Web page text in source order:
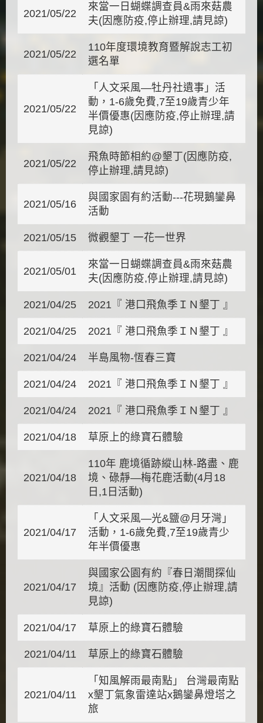
2021/05/22
來當一日蝴蝶調查員&雨來菇農
夫(因應防疫,停止辦理,請見諒)
2021/05/22
110年度環境教育暨解說志工初
選名單
2021/05/22
「人文采風—牡丹社遺事」活
動，1-6歲免費,7至19歲青少年
半價優惠(因應防疫,停止辦理,請
見諒)
2021/05/22
飛魚時節相約@墾丁(因應防疫,
停止辦理,請見諒)
2021/05/16
與國家園有約活動---花現鵝鑾鼻
活動
2021/05/15 微觀墾丁 一花一世界
2021/05/01
來當一日蝴蝶調查員&雨來菇農
夫(因應防疫,停止辦理,請見諒)
2021/04/25 2021『 港口飛魚季ＩＮ墾丁 』
2021/04/25 2021『 港口飛魚季ＩＮ墾丁 』
2021/04/24 半島風物-恆春三寶
2021/04/24 2021『 港口飛魚季ＩＮ墾丁 』
2021/04/24 2021『 港口飛魚季ＩＮ墾丁 』
2021/04/18 草原上的綠寶石體驗
2021/04/18
110年 鹿境循跡縱山林-路盡、鹿
境、碌靜—梅花鹿活動(4月18
日,1日活動)
2021/04/17
「人文采風—光&鹽@月牙灣」
活動，1-6歲免費,7至19歲青少
年半價優惠
2021/04/17
與國家公園有約『春日潮間探仙
境』活動 (因應防疫,停止辦理,請
見諒)
2021/04/17 草原上的綠寶石體驗
2021/04/11 草原上的綠寶石體驗
2021/04/11
「知風解雨最南點」 台灣最南點
x墾丁氣象雷達站x鵝鑾鼻燈塔之
旅